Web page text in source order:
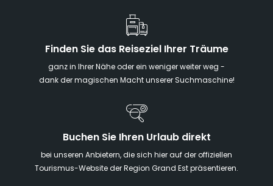
Finden Sie das Reiseziel Ihrer Träume
ganz in Ihrer Nähe oder ein weniger weiter weg -
dank der magischen Macht unserer Suchmaschine!
Buchen Sie Ihren Urlaub direkt
bei unseren Anbietern, die sich hier auf der offiziellen
Tourismus-Website der Region Grand Est präsentieren.